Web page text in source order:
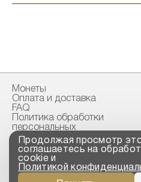
Монеты
Оплата и доставка
FAQ
Политика обработки
персональных
данных
Свидетельство
пробирной палаты
Copyright © 2023-2026
Продолжая просмотр
соглашаетесь на
cookie и
Политикой